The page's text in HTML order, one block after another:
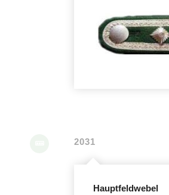
2031
Hauptfeldwebel